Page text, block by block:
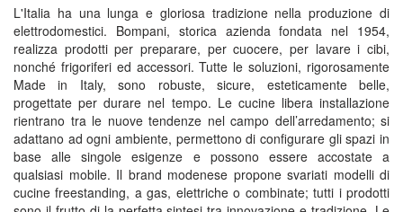
L'Italia ha una lunga e gloriosa tradizione nella produzione di
elettrodomestici. Bompani, storica azienda fondata nel 1954,
realizza prodotti per preparare, per cuocere, per lavare i cibi,
nonché frigoriferi ed accessori. Tutte le soluzioni, rigorosamente
Made in Italy, sono robuste, sicure, esteticamente belle,
progettate per durare nel tempo. Le cucine libera installazione
rientrano tra le nuove tendenze nel campo dell’arredamento; si
adattano ad ogni ambiente, permettono di configurare gli spazi in
base alle singole esigenze e possono essere accostate a
qualsiasi mobile. Il brand modenese propone svariati modelli di
cucine freestanding, a gas, elettriche o combinate; tutti i prodotti